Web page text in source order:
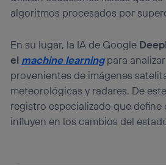
algoritmos procesados por
En su lugar, la IA de Google
el machine learning para
provenientes de imágenes
meteorológicas y radares. De
registro especializado que
influyen en los cambios del
identificador. Típicamente:
actividades de navegación de los
que hayan dado su
Si utilizasdatos móviles, el
personalizado, ya que se basará
navegación del usuario del móvil.
Puedes gestionar los
“Administrar Utiq” en la parte